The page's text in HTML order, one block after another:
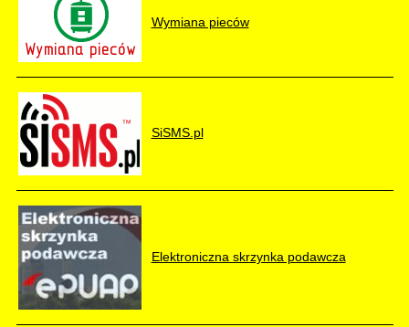
Wymiana pieców
SiSMS.pl
Elektroniczna skrzynka podawcza